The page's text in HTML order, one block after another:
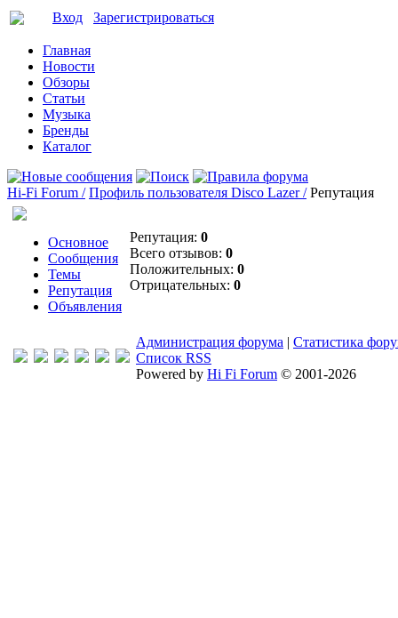
Вход Зарегистрироваться
Главная
Новости
Обзоры
Статьи
Музыка
Бренды
Каталог
Hi-Fi Forum / Профиль пользователя Disco Lazer / Репутация
Основное
Сообщения
Темы
Репутация
Объявления
Репутация: 0
Всего отзывов: 0
Положительных: 0
Отрицательных: 0
Администрация форума | Статистика
Список RSS
Powered by Hi Fi Forum © 2001-2026